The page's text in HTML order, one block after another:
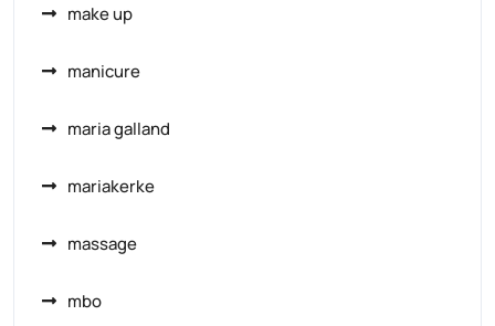
make up
manicure
maria galland
mariakerke
massage
mbo